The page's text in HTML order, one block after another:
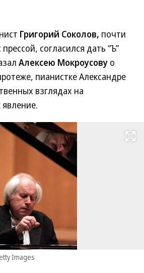
Григорий Соколов, почти
согласился дать “Ъ”
Алексею Мокроусову о
пианистке Александре
взглядах на
Развернуть
Images